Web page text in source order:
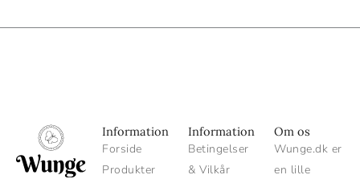
Information
Forside
Produkter
Information
Betingelser
& Vilkår
Om os
Wunge.dk er
en lille